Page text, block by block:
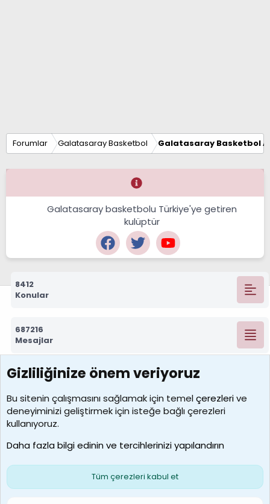
Forumlar Galatasaray Basketbol Galatasaray Basketbol
Galatasaray basketbolu Türkiye'ye getiren
kulüptür
8412
Konular
687216
Mesajlar
7388
Kullanıcılar
borabekirogluu
Son üye
Çerezler
S
Gizliliğinize önem veriyoruz
Bu sitenin çalışmasını sağlamak için temelçerezlerive
deneyiminizi geliştirmek için isteğe bağlı çerezleri
kullanıyoruz.
Daha fazla bilgi edinin ve tercihlerinizi yapılandırın
Tüm çerezleri kabul et